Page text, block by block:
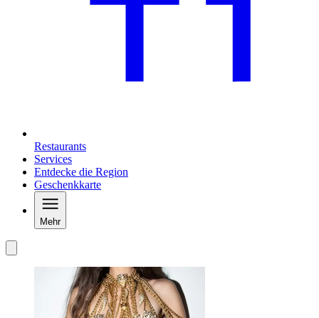
Restaurants
Services
Entdecke die Region
Geschenkkarte
Mehr